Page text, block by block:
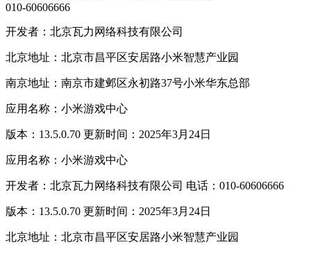
010-60606666
开发者：北京瓦力网络科技有限公司
北京地址：北京市昌平区安居路小米智慧产业园
南京地址：南京市建邺区永初路37号小米华东总部
应用名称：小米游戏中心
版本：13.5.0.70 更新时间：2025年3月24日
应用名称：小米游戏中心
开发者：北京瓦力网络科技有限公司 电话：010-60606666
版本：13.5.0.70 更新时间：2025年3月24日
北京地址：北京市昌平区安居路小米智慧产业园